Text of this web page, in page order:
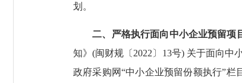
划。
二、严格执行面向中小企业预留项
知》(闽财规〔2022〕13号) 关于面向中
政府采购网“中小企业预留份额执行”